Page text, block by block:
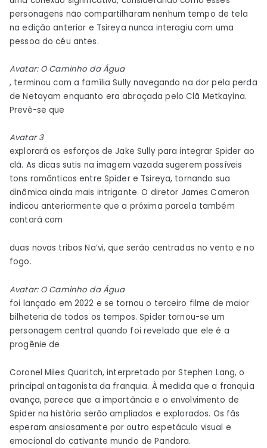
personagens não compartilharam nenhum tempo de tela
na edição anterior e Tsireya nunca interagiu com uma
pessoa do céu antes.
Avatar: O Caminho da Água
, terminou com a família Sully navegando na dor pela perda
de Netayam enquanto era abraçada pelo Clã Metkayina.
Prevê-se que
Avatar 3
explorará os esforços de Jake Sully para integrar Spider ao
clã. As dicas sutis na imagem vazada sugerem possíveis
tons românticos entre Spider e Tsireya, tornando sua
dinâmica ainda mais intrigante. O diretor James Cameron
indicou anteriormente que a próxima parcela também
contará com
duas novas tribos Na’vi, que serão centradas no vento e no
fogo.
Avatar: O Caminho da Água
foi lançado em 2022 e se tornou o terceiro filme de maior
bilheteria de todos os tempos. Spider tornou-se um
personagem central quando foi revelado que ele é a
progênie de
Coronel Miles Quaritch, interpretado por Stephen Lang, o
principal antagonista da franquia. À medida que a franquia
avança, parece que a importância e o envolvimento de
Spider na história serão ampliados e explorados. Os fãs
esperam ansiosamente por outro espetáculo visual e
emocional do cativante mundo de Pandora.